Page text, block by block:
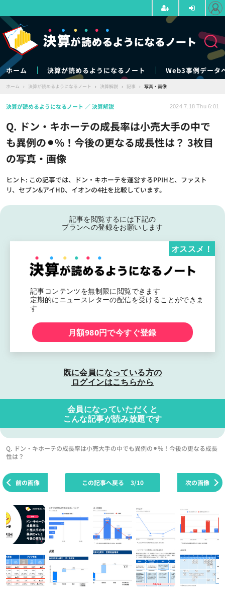
ホーム 決算が読めるようになるノート Web3事例データ
ホーム › 決算が読めるようになるノート › 決算解説 › 記事 › 写真・画像
Q. ドン・キホーテの成長率は小売大手の中で
も異例の⚫︎%！今後の更なる成長性は？ 3枚目
の写真・画像
ヒント: この記事では、ドン・キホーテを運営するPPIHと、ファスト
リ、セブン&アイHD、イオンの4社を比較しています。
決算が読めるようになるノート 決算解説 2024.7.18 Thu 6:01
記事を閲覧するには下記の
プランへの登録をお願いします
記事コンテンツを無制限に閲覧できます
定期的にニュースレターの配信を受けることができま
す
オススメ！
月額980円で今すぐ登録
既に会員になっている方の
ログインはこちらから
会員になっていただくと
こんな記事が読み放題です
Q. ドン・キホーテの成長率は小売大手の中でも異例の⚫︎%！今後の更なる成長
性は？
前の画像 次の画像
この記事へ戻る 3/10